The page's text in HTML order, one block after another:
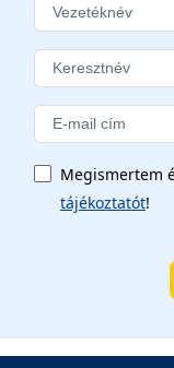
Megismertem
tájékoztatót!